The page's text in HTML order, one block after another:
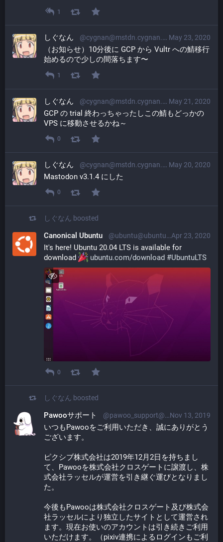
1
May 23, 2020
しぐなん @cygnan@mstdn.cygnan.com
（お知らせ）10分後に GCP から Vultr への鯖移行
始めるので少しの間落ちます〜
1
May 21, 2020
しぐなん @cygnan@mstdn.cygnan.com
GCP の trial 終わっちゃったしこの鯖もどっかの
VPS に移動させるかね～
0
May 20, 2020
しぐなん @cygnan@mstdn.cygnan.com
Mastodon v3.1.4 にした
0
しぐなん boosted
Apr 23, 2020
Canonical Ubuntu @ubuntu@ubuntu.social
It's here! Ubuntu 20.04 LTS is available for
download
ubuntu.com/download #UbuntuLTS
0
しぐなん boosted
Nov 13, 2019
Pawooサポート @pawoo_support@pawoo.net
いつもPawooをご利用いただき、誠にありがとう
ございます。
ピクシブ株式会社は2019年12月2日を持ちまし
て、Pawooを株式会社クロスゲートに譲渡し、株
式会社ラッセルが運営を引き継ぐ運びとなりまし
た。
今後もPawooは株式会社クロスゲート及び株式会
社ラッセルにより独立したサイトとして運営され
ます。現在お使いのアカウントは引き続きご利用
いただけます。（pixiv連携によるログインもご利